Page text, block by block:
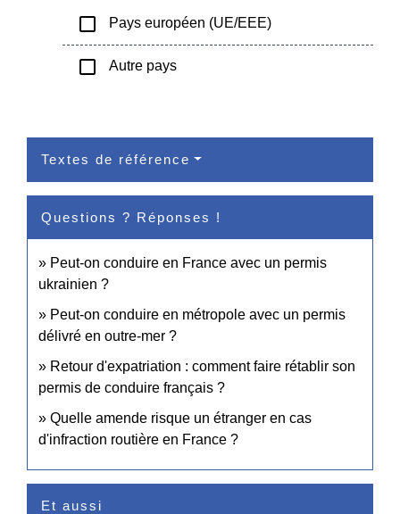
check_box_outline_blank Pays européen (UE/EEE)
check_box_outline_blank Autre pays
Textes de référence
Questions ? Réponses !
Peut-on conduire en France avec un permis
ukrainien ?
Peut-on conduire en métropole avec un permis
délivré en outre-mer ?
Retour d'expatriation : comment faire rétablir son
permis de conduire français ?
Quelle amende risque un étranger en cas
d'infraction routière en France ?
Et aussi